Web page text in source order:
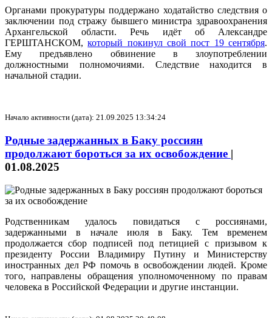
Органами прокуратуры поддержано ходатайство следствия о
заключении под стражу бывшего министра здравоохранения
Архангельской области. Речь идёт об Александре
ГЕРШТАНСКОМ,который покинул свой пост 19 сентября.
Ему предъявлено обвинение в злоупотреблении
должностными полномочиями. Следствие находится в
начальной стадии.
Начало активности (дата): 21.09.2025 13:34:24
Родные задержанных в Баку россиян
продолжают бороться за их освобождение |
01.08.2025
Родственникам удалось повидаться с россиянами,
задержанными в начале июля в Баку. Тем временем
продолжается сбор подписей под петицией с призывом к
президенту России Владимиру Путину и Министерству
иностранных дел РФ помочь в освобождении людей. Кроме
того, направлены обращения уполномоченному по правам
человека в Российской Федерации и другие инстанции.